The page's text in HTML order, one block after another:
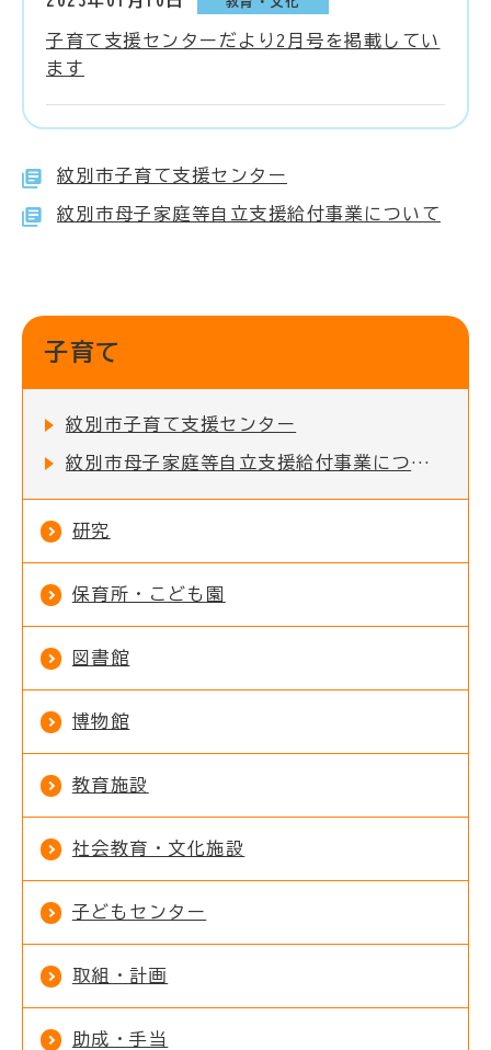
子育て支援センターだより2月号を掲載してい
ます
紋別市子育て支援センター
紋別市母子家庭等自立支援給付事業について
子育て
紋別市子育て支援センター
紋別市母子家庭等自立支援給付事業について
研究
保育所・こども園
図書館
博物館
教育施設
社会教育・文化施設
子どもセンター
取組・計画
助成・手当